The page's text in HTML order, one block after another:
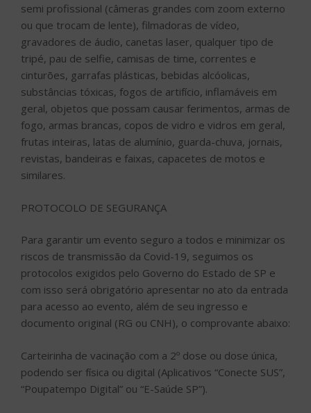
semi profissional (câmeras grandes com zoom externo
ou que trocam de lente), filmadoras de vídeo,
gravadores de áudio, canetas laser, qualquer tipo de
tripé, pau de selfie, camisas de time, correntes e
cinturões, garrafas plásticas, bebidas alcóolicas,
substâncias tóxicas, fogos de artifício, inflamáveis em
geral, objetos que possam causar ferimentos, armas de
fogo, armas brancas, copos de vidro e vidros em geral,
frutas inteiras, latas de alumínio, guarda-chuva, jornais,
revistas, bandeiras e faixas, capacetes de motos e
similares.
PROTOCOLO DE SEGURANÇA
Para garantir um evento seguro a todos e minimizar os
riscos de transmissão da Covid-19, seguimos os
protocolos exigidos pelo Governo do Estado de SP e
com isso será obrigatório apresentar no ato da entrada
para acesso ao evento, além de seu ingresso e
documento original (RG ou CNH), o comprovante abaixo:
Carteirinha de vacinação com a 2º dose ou dose única,
podendo ser física ou digital (Aplicativos “Conecte SUS”,
“Poupatempo Digital” ou “E-Saúde SP”).